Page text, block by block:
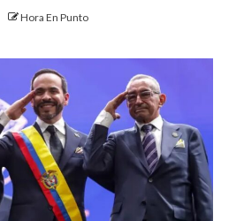
Hora En Punto